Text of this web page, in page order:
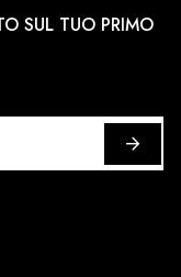
SUL TUO PRIMO